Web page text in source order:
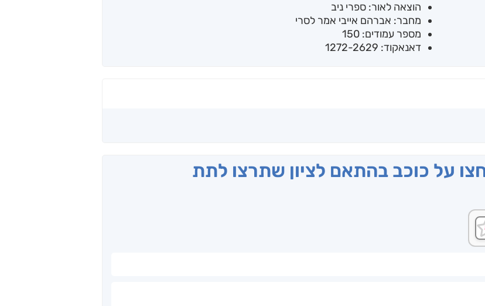
הוצאה לאור: ספרי ניב
מחבר: אברהם אייבי אמר לסרי
מספר עמודים: 150
דאנאקוד: 1272-2629
על כוכב בהתאם לציון שתרצו לתת